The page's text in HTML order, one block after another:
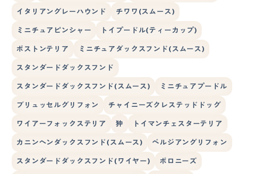
イタリアングレーハウンド チワワ(スムース)
ミニチュアピンシャー トイプードル(ティーカップ)
ボストンテリア ミニチュアダックスフンド(スムース)
スタンダードダックスフンド
スタンダードダックスフンド(スムース) ミニチュアプードル
ブリュッセルグリフォン チャイニーズクレステッドドッグ
ワイアーフォックステリア 狆 トイマンチェスターテリア
カニンヘンダックスフンド(スムース) ベルジアングリフォン
スタンダードダックスフンド(ワイヤー) ボロニーズ